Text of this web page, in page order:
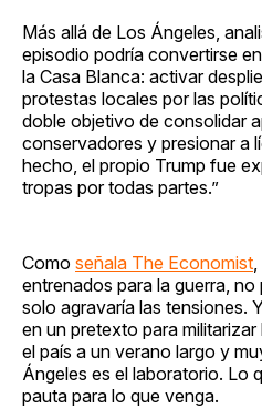
Más allá de Los Ángeles,
episodio podría convertirse
la Casa Blanca: activar
protestas locales por las
doble objetivo de consolidar
conservadores y presionar a
hecho, el propio Trump fue
tropas por todas partes.”
Como señala The Economist
entrenados para la guerra,
solo agravaría las tensiones.
en un pretexto para
el país a un verano largo y
Ángeles es el laboratorio. Lo
pauta para lo que venga.